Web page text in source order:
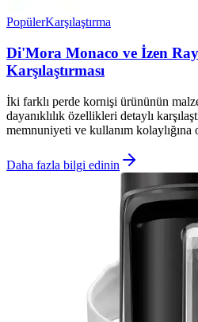
PopülerKarşılaştırma
Di'Mora Monaco ve İzen
Karşılaştırması
İki farklı perde kornişi ürününün
dayanıklılık özellikleri detaylı
memnuniyeti ve kullanım kolaylığına
Daha fazla bilgi edinin